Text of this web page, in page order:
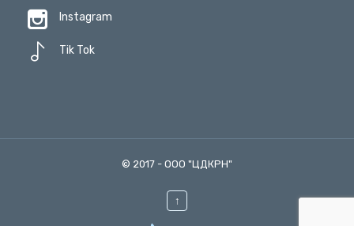
 Instagram
 Tik Tok
© 2017 - ООО "ЦДКРН"
↑